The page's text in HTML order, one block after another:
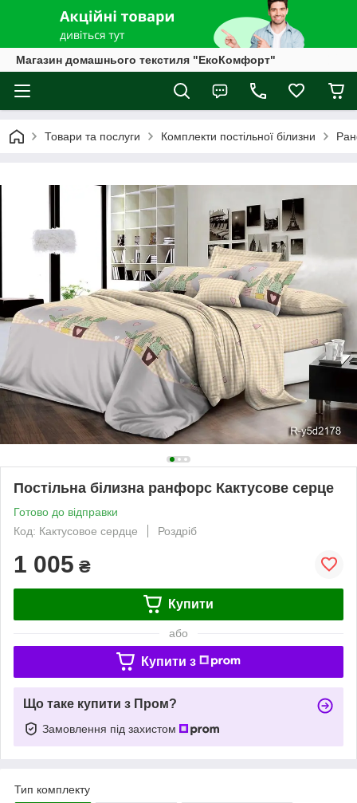
Магазин домашнього текстиля "ЕкоКомфорт"
Товари та послуги Комплекти постільної білизни
Постільна білизна ранфорс Кактусове серце
Готово до відправки
Код: Кактусовое сердце
Роздріб
1 005 ₴
Купити
або
Купити з
Що таке купити з Пром?
Замовлення під захистом
Тип комплекту